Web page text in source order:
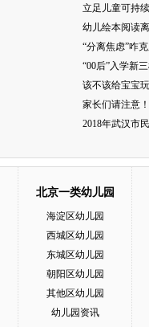
立足儿童可持
幼儿绘本阅读
“分离焦虑”咋
“00后”入学新
该不该给宝宝
家长们请注意
2018年武汉市
北京一类幼儿园
海淀区幼儿园
西城区幼儿园
东城区幼儿园
朝阳区幼儿园
其他区幼儿园
幼儿园资讯